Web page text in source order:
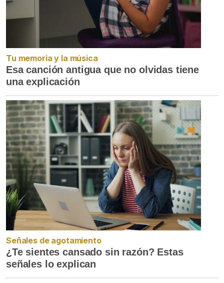
Tu memoria y la música
Esa canción antigua que no olvidas tiene
una explicación
Señales de agotamiento
¿Te sientes cansado sin razón? Estas
señales lo explican